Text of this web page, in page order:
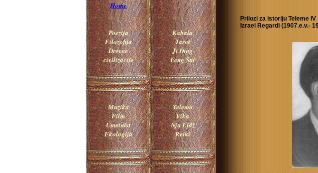
Home
Poezija
Filozofija
Drevne
civilizacije
Muzika
Film
Umetnist
Ekologija
Kabala
Tarot
Ji Đing
Feng Šui
Telema
Vika
Nju Ejdž
Reiki
Prilozi za istoriju Teleme IV
Izrael Regardi (1907.e.v.-